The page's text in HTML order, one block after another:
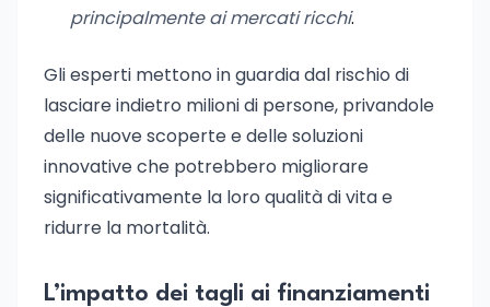
principalmente ai mercati ricchi.
Gli esperti mettono in guardia dal rischio di
lasciare indietro milioni di persone, privandole
delle nuove scoperte e delle soluzioni
innovative che potrebbero migliorare
significativamente la loro qualità di vita e
ridurre la mortalità.
L’impatto dei tagli ai finanziamenti